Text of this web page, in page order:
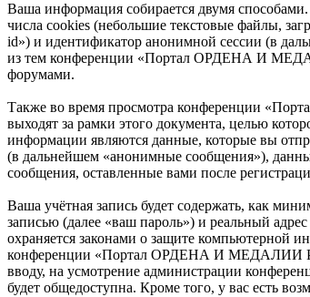
Ваша информация собирается двумя
числа cookies (небольшие текстовые файлы,
id») и идентификатор анонимной сессии (в
из тем конференции «Портал ОРДЕНА И
форумами.
Также во время просмотра конференции
выходят за рамки этого документа, целью
информации являются данные, которые вы
(в дальнейшем «анонимные сообщения»),
сообщения, оставленные вами после
Ваша учётная запись будет содержать, как
записью (далее «ваш пароль») и реальный
охраняется законами о защите компьютерной
конференции «Портал ОРДЕНА И МЕДАЛИИ
вводу, на усмотрение администрации
будет общедоступна. Кроме того, у вас есть